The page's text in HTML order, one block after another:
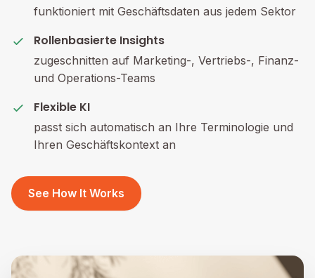
funktioniert mit Geschäftsdaten aus jedem Sektor
Rollenbasierte Insights
zugeschnitten auf Marketing-, Vertriebs-, Finanz-
und Operations-Teams
Flexible KI
passt sich automatisch an Ihre Terminologie und
Ihren Geschäftskontext an
See How It Works